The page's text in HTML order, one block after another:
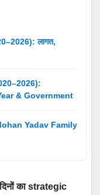
लागत,
& Government
Yadav Family
का strategic